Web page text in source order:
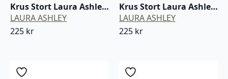
Krus Stort Laura Ashley Humble Daisy blå / hvit porselen
LAURA ASHLEY
225 kr
Krus Stort Laura Ashley Petit Fleur blå / hvit porselen
LAURA ASHLEY
225 kr